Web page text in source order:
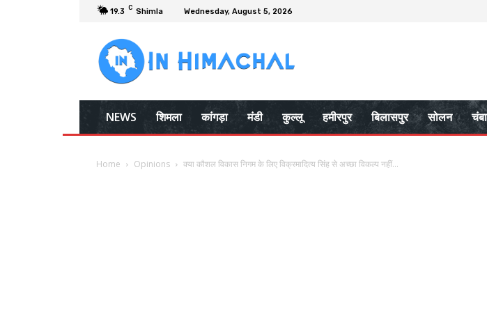
19.3 C Shimla Wednesday, August 5, 2026
NEWS शिमला कांगड़ा मंडी कुल्लू हमीरपुर बिलासपुर सोलन चंबा
Home Opinions क्या कौशल विकास निगम के लिए विक्रमादित्य सिंह से अच्छा विकल्प नहीं...